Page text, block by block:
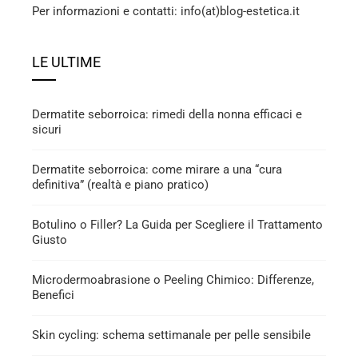
Per informazioni e contatti: info(at)blog-estetica.it
LE ULTIME
Dermatite seborroica: rimedi della nonna efficaci e
sicuri
Dermatite seborroica: come mirare a una “cura
definitiva” (realtà e piano pratico)
Botulino o Filler? La Guida per Scegliere il Trattamento
Giusto
Microdermoabrasione o Peeling Chimico: Differenze,
Benefici
Skin cycling: schema settimanale per pelle sensibile